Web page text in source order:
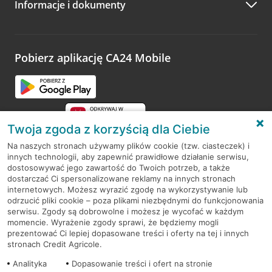
Zachęcamy do podzielenia się z nami opinią o wizycie.
opinie.
Informacje i dokumenty
Pobierz aplikację CA24 Mobile
RODO
Regulamin serwisu
Mapa serwisu
PolitykaCookies
Twoja zgoda z korzyścią dla Ciebie
Na naszych stronach używamy plików cookie (tzw. ciasteczek) i
innych technologii, aby zapewnić prawidłowe działanie serwisu,
dostosowywać jego zawartość do Twoich potrzeb, a także
dostarczać Ci spersonalizowane reklamy na innych stronach
internetowych. Możesz wyrazić zgodę na wykorzystywanie lub
odrzucić pliki cookie – poza plikami niezbędnymi do funkcjonowania
serwisu. Zgody są dobrowolne i możesz je wycofać w każdym
momencie. Wyrażenie zgody sprawi, że będziemy mogli
prezentować Ci lepiej dopasowane treści i oferty na tej i innych
stronach Credit Agricole.
Analityka
Dopasowanie treści i ofert na stronie